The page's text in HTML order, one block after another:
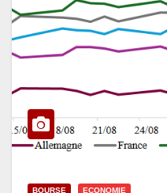
BOURSE ECONOMIE